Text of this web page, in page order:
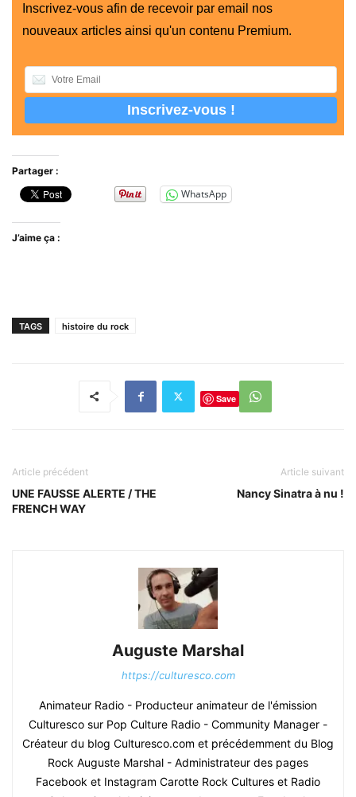
Inscrivez-vous afin de recevoir par email nos
nouveaux articles ainsi qu'un contenu Premium.
Partager :
WhatsApp
J’aime ça :
TAGS histoire du rock
Save
Article précédent
UNE FAUSSE ALERTE / THE
FRENCH WAY
Article suivant
Nancy Sinatra à nu !
Auguste Marshal
https://culturesco.com
Animateur Radio - Producteur animateur de l'émission
Culturesco sur Pop Culture Radio - Community Manager -
Créateur du blog Culturesco.com et précédemment du Blog
Rock Auguste Marshal - Administrateur des pages
Facebook et Instagram Carotte Rock Cultures et Radio